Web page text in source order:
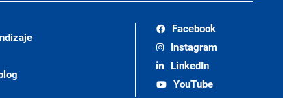
Facebook
Instagram
LinkedIn
YouTube